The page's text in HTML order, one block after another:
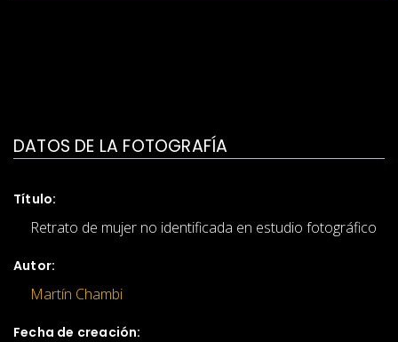
DATOS DE LA FOTOGRAFÍA
Título:
Retrato de mujer no identificada en estudio fotográfico
Autor:
Martín Chambi
Fecha de creación: